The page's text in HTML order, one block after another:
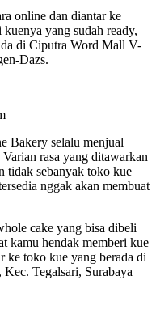
online dan diantar ke
yang sudah ready,
di Ciputra Word Mall V-
Dazs.
Bakery selalu menjual
rasa yang ditawarkan
tidak sebanyak toko kue
nggak akan membuat
cake yang bisa dibeli
kamu hendak memberi kue
ke toko kue yang berada di
Tegalsari, Surabaya